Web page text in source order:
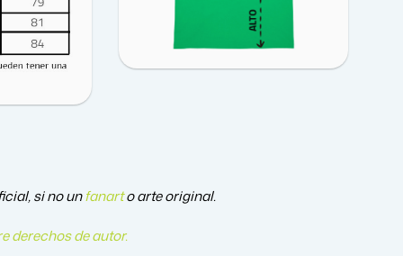
si no unfanarto arte original.
derechos de autor.